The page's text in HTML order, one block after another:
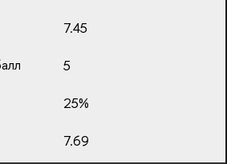
7.45
5
25%
7.69